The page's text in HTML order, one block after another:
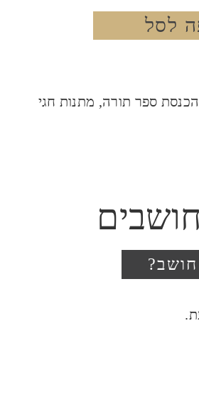
לסל
הכנסת ספר תורה, מתנות חגי
לכתוב סקירה